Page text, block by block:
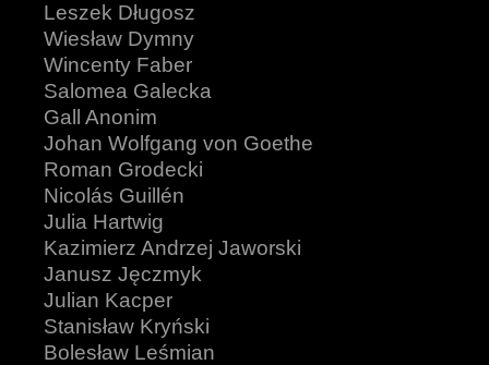
Leszek Długosz
Wiesław Dymny
Wincenty Faber
Salomea Galecka
Gall Anonim
Johan Wolfgang von Goethe
Roman Grodecki
Nicolás Guillén
Julia Hartwig
Kazimierz Andrzej Jaworski
Janusz Jęczmyk
Julian Kacper
Stanisław Kryński
Bolesław Leśmian